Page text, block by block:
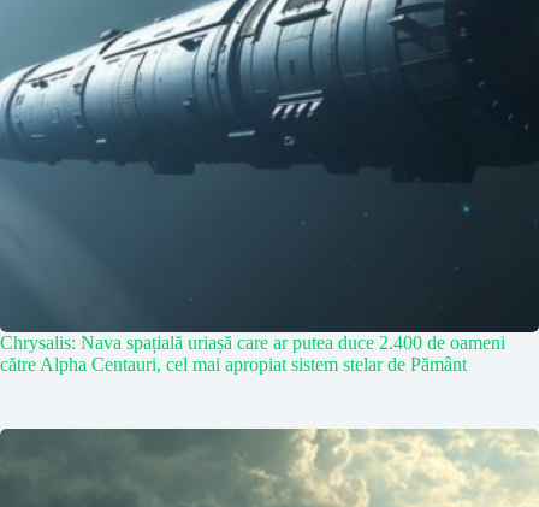
Chrysalis: Nava spațială uriașă care ar putea duce 2.400 de oameni
către Alpha Centauri, cel mai apropiat sistem stelar de Pământ